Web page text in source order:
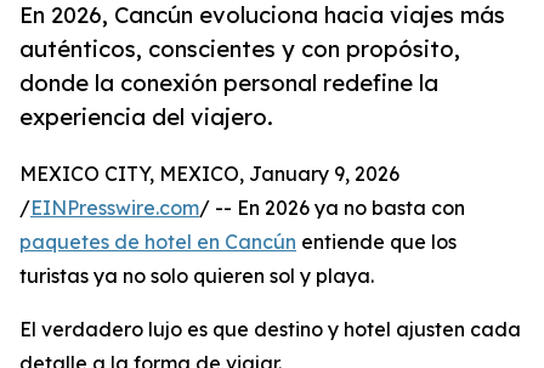
En 2026, Cancún evoluciona hacia viajes más
auténticos, conscientes y con propósito,
donde la conexión personal redefine la
experiencia del viajero.
MEXICO CITY, MEXICO, January 9, 2026
/EINPresswire.com/ -- En 2026 ya no basta con
paquetes de hotel en Cancún entiende que los
turistas ya no solo quieren sol y playa.
El verdadero lujo es que destino y hotel ajusten cada